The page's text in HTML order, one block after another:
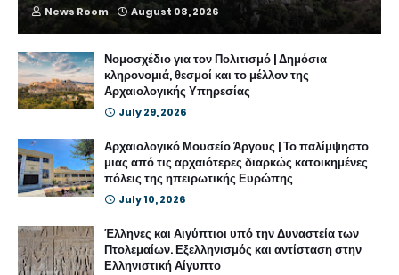
News Room August 08, 2026
Νομοσχέδιο για τον Πολιτισμό | Δημόσια
κληρονομιά, θεσμοί και το μέλλον της
Αρχαιολογικής Υπηρεσίας
July 29, 2026
Αρχαιολογικό Μουσείο Άργους | Το παλίμψηστο
μιας από τις αρχαιότερες διαρκώς κατοικημένες
πόλεις της ηπειρωτικής Ευρώπης
July 10, 2026
Έλληνες και Αιγύπτιοι υπό την Δυναστεία των
Πτολεμαίων. Εξελληνισμός και αντίσταση στην
Ελληνιστική Αίγυπτο